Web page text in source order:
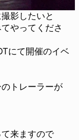
影したいと
やってくださ
にて開催のイベ
トレーラーが
来ますので